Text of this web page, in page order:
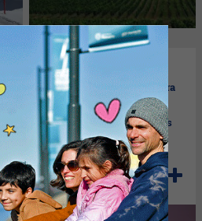
Mar 12/08/2025
Llega el Foro Industrial para
debatir cómo la minería
puede impulsar la
reindustrialización del país